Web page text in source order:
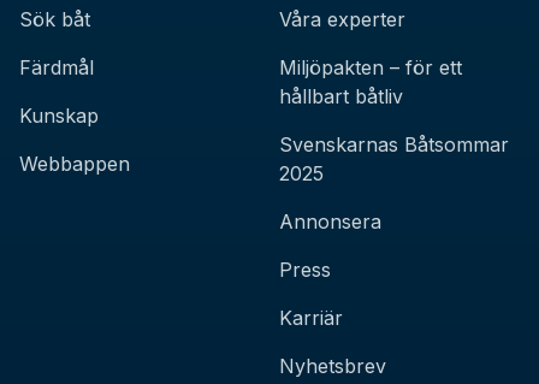
Sök båt
Färdmål
Kunskap
Webbappen
Våra experter
Miljöpakten – för ett
hållbart båtliv
Svenskarnas Båtsommar
2025
Annonsera
Press
Karriär
Nyhetsbrev